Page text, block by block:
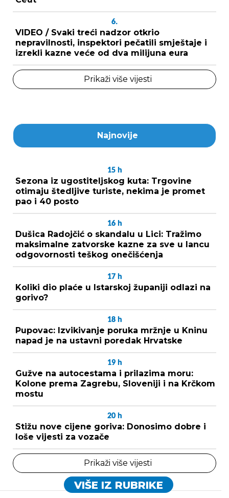
6.
VIDEO / Svaki treći nadzor otkrio
nepravilnosti, inspektori pečatili smještaje i
izrekli kazne veće od dva milijuna eura
Prikaži više vijesti
Najnovije
15 h
Sezona iz ugostiteljskog kuta: Trgovine
otimaju štedljive turiste, nekima je promet
pao i 40 posto
16 h
Dušica Radojčić o skandalu u Lici: Tražimo
maksimalne zatvorske kazne za sve u lancu
odgovornosti teškog onečišćenja
17 h
Koliki dio plaće u Istarskoj županiji odlazi na
gorivo?
18 h
Pupovac: Izvikivanje poruka mržnje u Kninu
napad je na ustavni poredak Hrvatske
19 h
Gužve na autocestama i prilazima moru:
Kolone prema Zagrebu, Sloveniji i na Krčkom
mostu
20 h
Stižu nove cijene goriva: Donosimo dobre i
loše vijesti za vozače
Prikaži više vijesti
VIŠE IZ RUBRIKE